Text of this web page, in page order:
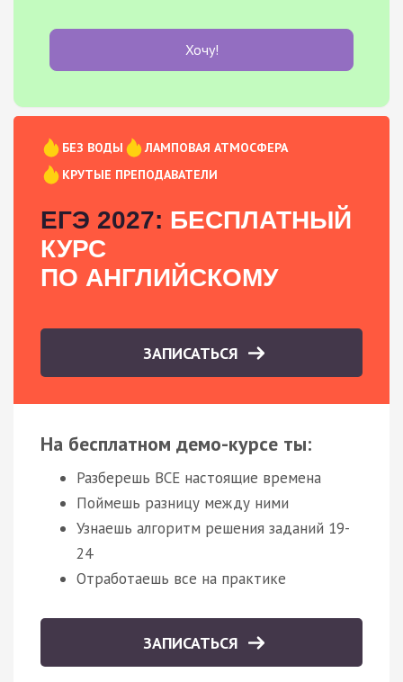
Хочу!
БЕЗ ВОДЫ
ЛАМПОВАЯ АТМОСФЕРА
КРУТЫЕ ПРЕПОДАВАТЕЛИ
ЕГЭ 2027: БЕСПЛАТНЫЙ
КУРС
ПО АНГЛИЙСКОМУ
ЗАПИСАТЬСЯ
На бесплатном демо-курсе ты:
Разберешь ВСЕ настоящие времена
Поймешь разницу между ними
Узнаешь алгоритм решения заданий 19-
24
Отработаешь все на практике
ЗАПИСАТЬСЯ